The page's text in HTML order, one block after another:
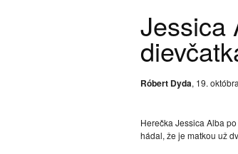
Jessica
Róbert Dyda, 19.
Herečka Jessica Alba
hádal, že je matkou už